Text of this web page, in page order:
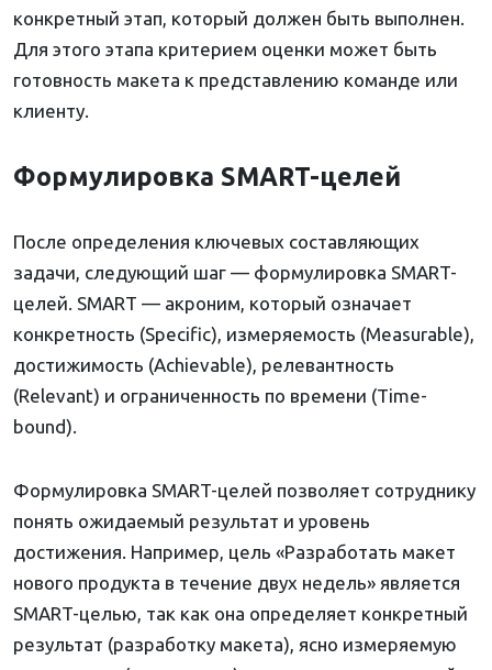
конкретный этап, который должен быть выполнен.
Для этого этапа критерием оценки может быть
готовность макета к представлению команде или
клиенту.
Формулировка SMART-целей
После определения ключевых составляющих
задачи, следующий шаг — формулировка SMART-
целей. SMART — акроним, который означает
конкретность (Specific), измеряемость (Measurable),
достижимость (Achievable), релевантность
(Relevant) и ограниченность по времени (Time-
bound).
Формулировка SMART-целей позволяет сотруднику
понять ожидаемый результат и уровень
достижения. Например, цель «Разработать макет
нового продукта в течение двух недель» является
SMART-целью, так как она определяет конкретный
результат (разработку макета), ясно измеряемую